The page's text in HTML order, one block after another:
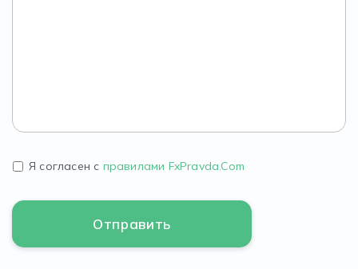
Я согласен с правилами FxPravda.Com